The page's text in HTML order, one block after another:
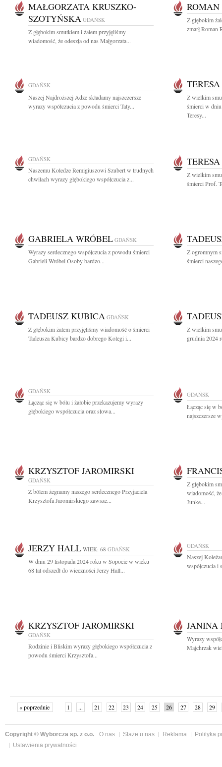
MAŁGORZATA KRUSZKO-
SZOTYŃSKA GDAŃSK
Z głębokim smutkiem i żalem przyjęliśmy
wiadomość, że odeszła od nas Małgorzata...
ROMAN
Z głębokim
zmarł Roman
GDAŃSK
Naszej Najdroższej Adze składamy najszczersze
wyrazy współczucia z powodu śmierci Taty...
Z wielkim
śmierci w
Teresy...
GDAŃSK
Naszemu Koledze Remigiuszowi Szubert w trudnych
chwilach wyrazy głębokiego współczucia z...
Z wielkim
śmierci Prof.
GABRIELA WRÓBEL GDAŃSK
Wyrazy serdecznego współczucia z powodu śmierci
Gabrieli Wróbel Osoby bardzo...
Z ogromnym
śmierci
TADEUSZ KUBICA GDAŃSK
Z głębokim żalem przyjęliśmy wiadomość o śmierci
Tadeusza Kubicy bardzo dobrego Kolegi i...
Z wielkim
grudnia 2024
GDAŃSK
Łącząc się w bólu i żałobie przekazujemy wyrazy
głębokiego współczucia oraz słowa...
GDAŃSK
Łącząc się w
najszczersze
KRZYSZTOF JAROMIRSKI
GDAŃSK
Z bólem żegnamy naszego serdecznego Przyjaciela
Krzysztofa Jaromirskiego zawsze...
Z głębokim
wiadomość,
Junke...
JERZY HALL WIEK: 68 GDAŃSK
W dniu 29 listopada 2024 roku w Sopocie w wieku
68 lat odszedł do wieczności Jerzy Hall...
GDAŃSK
Naszej
współczucia i
KRZYSZTOF JAROMIRSKI
GDAŃSK
Rodzinie i Bliskim wyrazy głębokiego współczucia z
powodu śmierci Krzysztofa...
JANINA
Wyrazy
Majchrzak
« poprzednie 1 ... 21 22 23 24 25 26 27 28
29
Copyright © Wyborcza sp. z o.o. O nas Staże u nas Reklama
Polityka
Ustawienia prywatności